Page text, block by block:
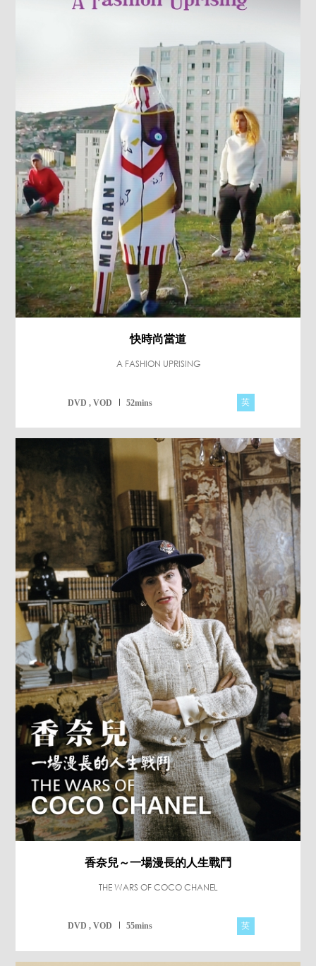
快時尚當道
A FASHION UPRISING
DVD , VOD 52mins 英
香奈兒～一場漫長的人生戰鬥
THE WARS OF COCO CHANEL
DVD , VOD 55mins 英